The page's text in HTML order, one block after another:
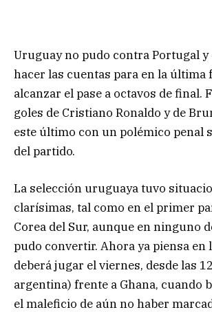
Uruguay no pudo contra Portugal y
hacer las cuentas para en la última
alcanzar el pase a octavos de final.
goles de Cristiano Ronaldo y de
este último con un polémico penal
del partido.
La selección uruguaya tuvo
clarísimas, tal como en el primer
Corea del Sur, aunque en ninguno
pudo convertir. Ahora ya piensa en
deberá jugar el viernes, desde las
argentina) frente a Ghana, cuando
el maleficio de aún no haber